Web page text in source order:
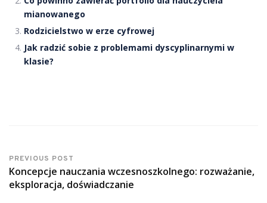
mianowanego
Rodzicielstwo w erze cyfrowej
Jak radzić sobie z problemami dyscyplinarnymi w
klasie?
PREVIOUS POST
Koncepcje nauczania wczesnoszkolnego: rozważanie,
eksploracja, doświadczanie